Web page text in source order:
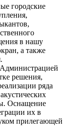
городские
в нашу
а также
решения,
ряда
Оснащение
их в
прилегающей